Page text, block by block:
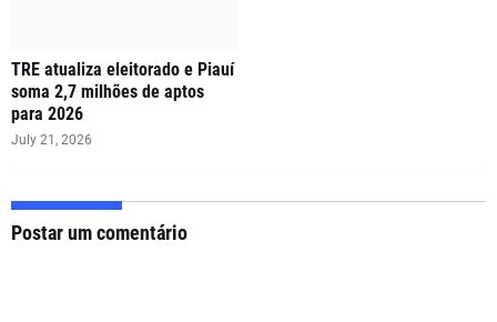
TRE atualiza eleitorado e Piauí
soma 2,7 milhões de aptos
para 2026
July 21, 2026
Postar um comentário